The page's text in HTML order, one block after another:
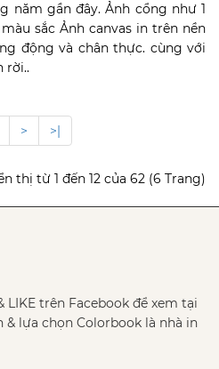
năm gần đây. Ảnh cổng như 1
sắc Ảnh canvas in trên nền
động và chân thực. cùng với
rời..
> >|
thị từ 1 đến 12 của 62 (6 Trang)
LIKE trên Facebook để xem tại
lựa chọn Colorbook là nhà in